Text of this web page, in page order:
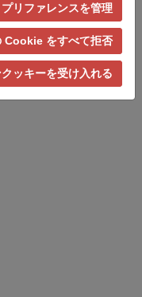
プリファレンスを管理
Cookie をすべて拒否
ッキーを受け入れる